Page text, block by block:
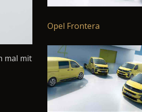
mal mit
Opel Frontera